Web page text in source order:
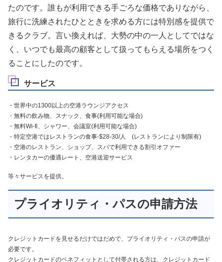
たのです。誰もが利用できる手ごろな価格でありながら、
旅行に洗練されたひとときを求める方には特別感を提供で
きるクラブ。言い換えれば、大勢の中の一人としてではな
く、いつでも最高の顧客として扱ってもらえる場所をつく
ることにしたのです。
サービス
・世界中の1300以上の空港ラウンジアクセス
・無料の飲み物、スナック、食事(利用可能な場合)
・無料Wi-fi、シャワー、会議室(利用可能な場合)
・特定空港ではレストランの食事-$28-30/人 (レストランにより制限有)
・空港のレストラン、ショップ、スパで利用できる割引オファー
・レンタカーの優遇レート、空港送迎サービス
等々サービスを提供。
プライオリティ・パスの申請方法
クレジットカードを見せるだけではだめで、プライオリティ・パスの申請が
必要です。
クレジットカードのベネフィットとして付帯される方は、クレジットカード